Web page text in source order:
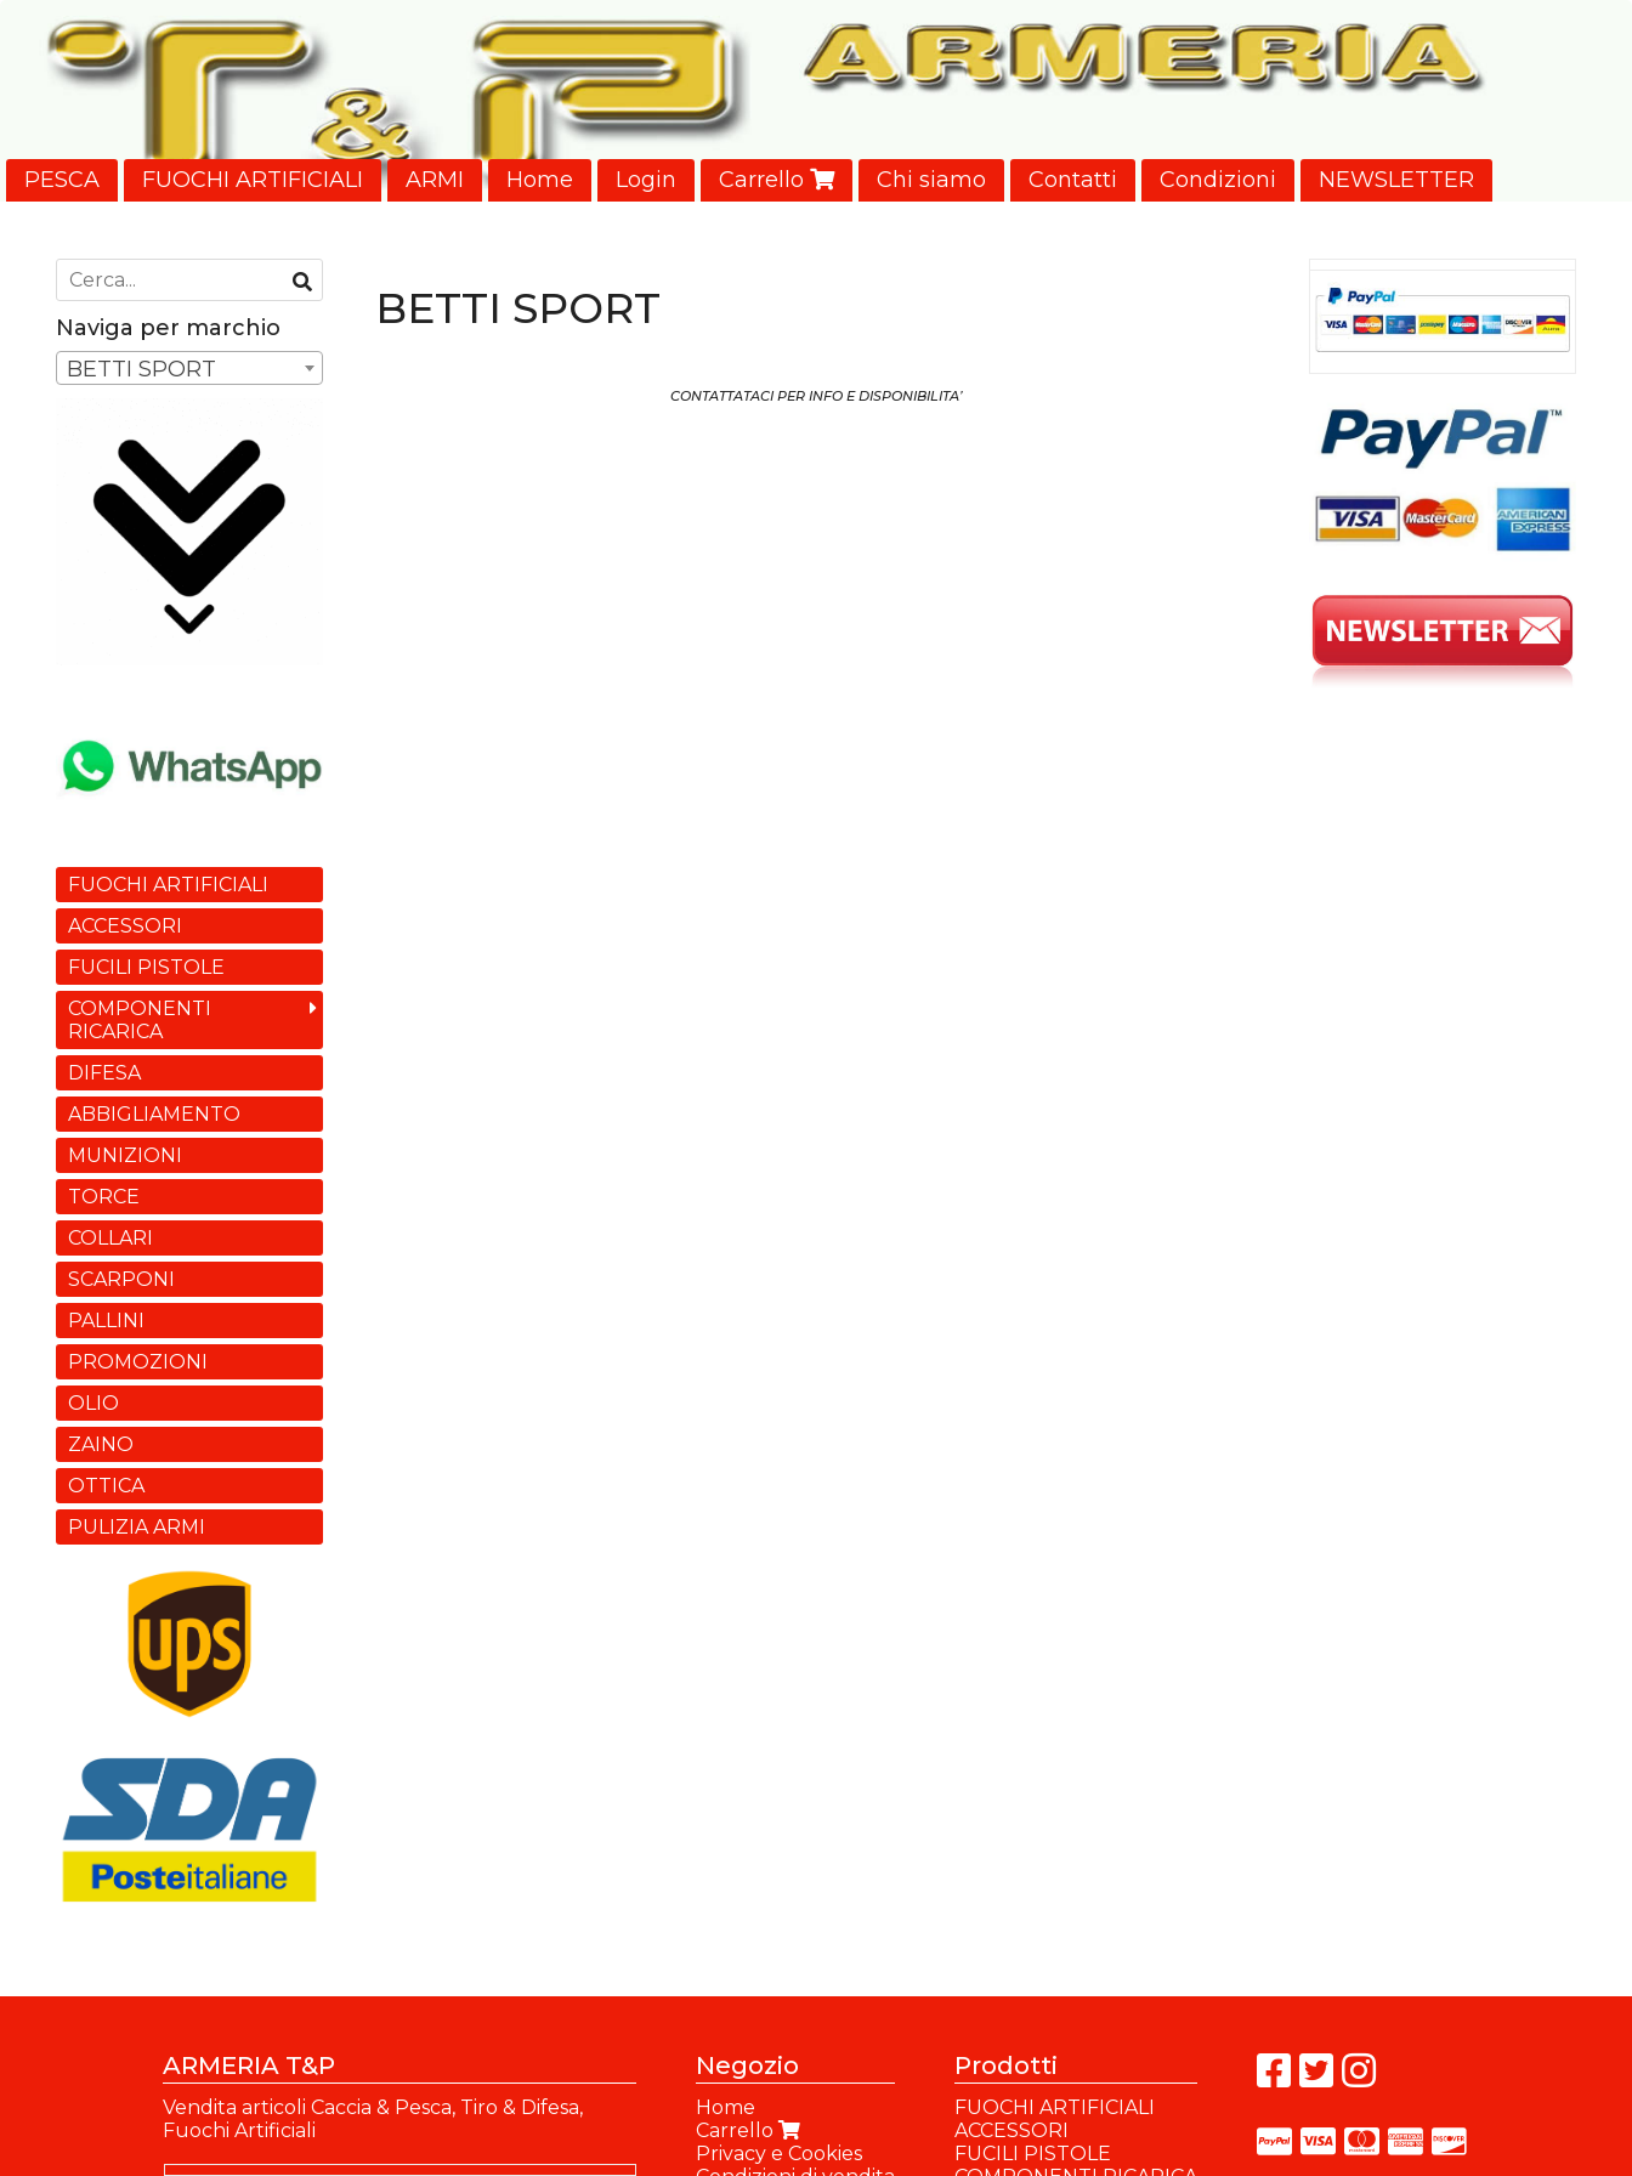
PESCA FUOCHI ARTIFICIALI ARMI Home Login Carrello Chi siamo Contatti Condizioni
NEWSLETTER
BETTI SPORT
CONTATTATACI PER INFO E DISPONIBILITA’
Naviga per marchio
BETTI SPORT
FUOCHI ARTIFICIALI
ACCESSORI
FUCILI PISTOLE
COMPONENTI
RICARICA
DIFESA
ABBIGLIAMENTO
MUNIZIONI
TORCE
COLLARI
SCARPONI
PALLINI
PROMOZIONI
OLIO
ZAINO
OTTICA
PULIZIA ARMI
ARMERIA T&P
Vendita articoli Caccia & Pesca, Tiro & Difesa,
Fuochi Artificiali
Negozio
Home
Carrello
Privacy e Cookies
Prodotti
FUOCHI ARTIFICIALI
ACCESSORI
FUCILI PISTOLE